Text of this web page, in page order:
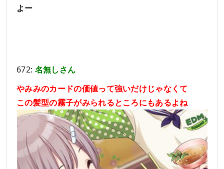
よー
672: 名無しさん
やみみのカードの価値って強いだけじゃなくて
この髪型の霧子がみられるところにもあるよね